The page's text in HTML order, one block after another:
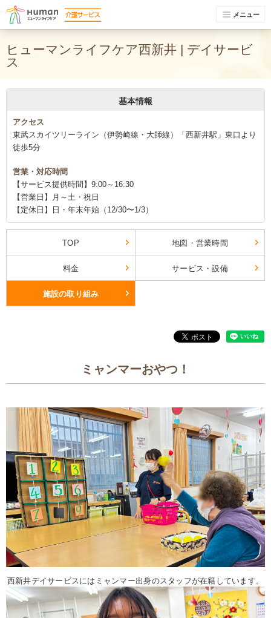
メニュー
ヒューマンライフケア西新井 | デイサービ
ス
基本情報
アクセス
東武スカイツリーライン（伊勢崎線・大師線）「西新井駅」東口より
徒歩5分
営業・対応時間
【サービス提供時間】9:00～16:30
【営業日】月～土・祝日
【定休日】日・年末年始（12/30〜1/3）
TOP 地図・営業時間
料金 サービス・設備
施設の取り組み
ミャンマーおやつ！
西新井デイサービスにはミャンマー出身のスタッフが在籍しています。